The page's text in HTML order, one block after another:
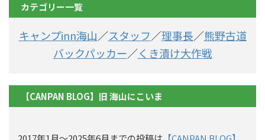
カテゴリー一覧
キャンプinn海山／スタッフ／理事長／熊野古道
バックパッカー／くき漬け大作戦
【CANPAN BLOG】旧 海山にこいま